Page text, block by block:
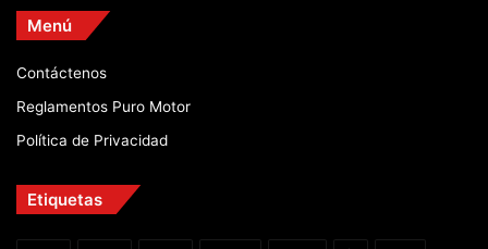
Menú
Contáctenos
Reglamentos Puro Motor
Política de Privacidad
Etiquetas